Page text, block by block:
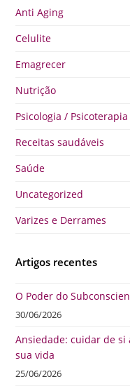
Anti Aging
Celulite
Emagrecer
Nutrição
Psicologia / Psicoterapia
Receitas saudáveis
Saúde
Uncategorized
Varizes e Derrames
Artigos recentes
O Poder do
30/06/2026
Ansiedade: cuidar de
sua vida
25/06/2026